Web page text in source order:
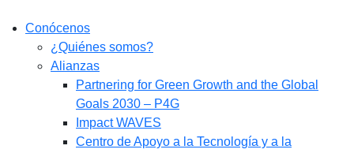
Conócenos
¿Quiénes somos?
Alianzas
Partnering for Green Growth and the Global
Goals 2030 – P4G
Impact WAVES
Centro de Apoyo a la Tecnología y a la